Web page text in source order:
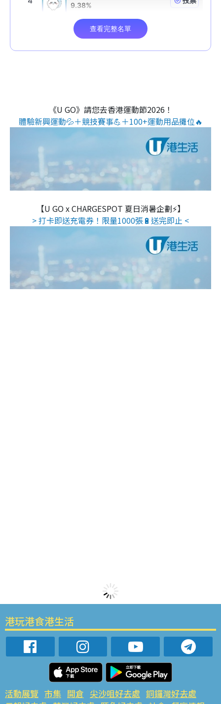
《U GO》請您去香港運動節2026！
體驗新興運動💦＋競技賽事💪＋100+運動用品攤位🔥
【U GO x CHARGESPOT 夏日消暑企劃⚡】
> 打卡即送充電券！限量1000張🔋送完即止 <
港玩港食港生活
活動展覽 市集 開倉 尖沙咀好去處 銅鑼灣好去處